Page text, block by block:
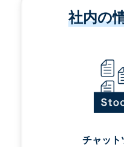
社内の
チャット